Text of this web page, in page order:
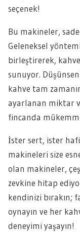
seçenek!
Bu makineler,
Geleneksel
birleştirerek,
sunuyor.
kahve tam
ayarlanan miktar
fincanda
İster sert, ister
makineleri size
olan makineler,
zevkine hitap
kendinizi bırakın;
oynayın ve her
deneyimi yaşayın!